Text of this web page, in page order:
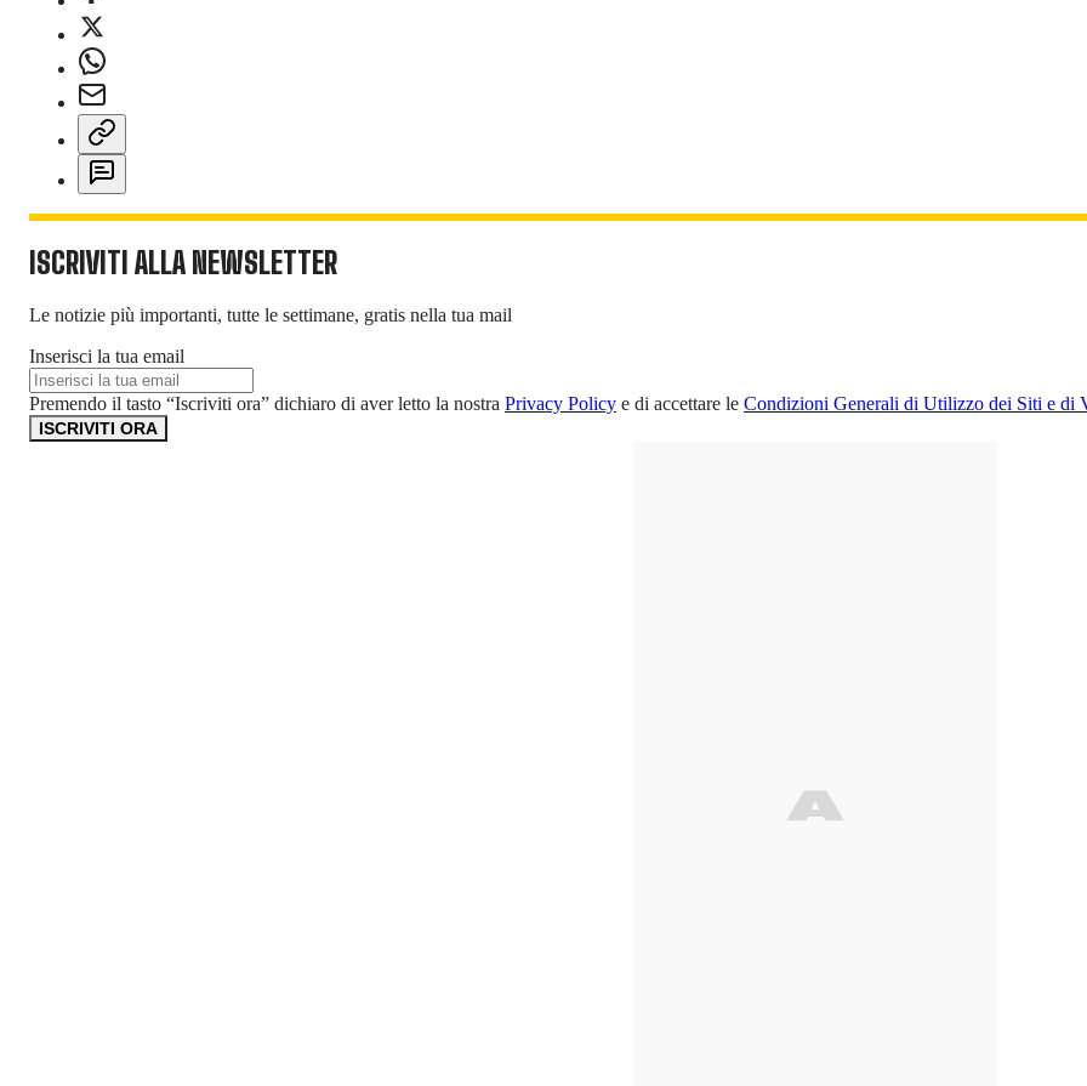
ISCRIVITI ALLA NEWSLETTER
Le notizie più importanti, tutte le settimane, gratis nella tua mail
Inserisci la tua email
Premendo il tasto “Iscriviti ora” dichiaro di aver letto la nostra Privacy Policy e di accettare le Condizioni Generali di Utilizzo dei Siti e di
ISCRIVITI ORA